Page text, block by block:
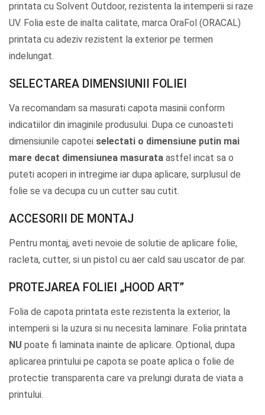
printata cu Solvent Outdoor, rezistenta la intemperii si raze
UV. Folia este de inalta calitate, marca OraFol (ORACAL)
printata cu adeziv rezistent la exterior pe termen
indelungat.
SELECTAREA DIMENSIUNII FOLIEI
Va recomandam sa masurati capota masinii conform
indicatiilor din imaginile produsului. Dupa ce cunoasteti
dimensiunile capotei selectati o dimensiune putin mai
mare decat dimensiunea masurata astfel incat sa o
puteti acoperi in intregime iar dupa aplicare, surplusul de
folie se va decupa cu un cutter sau cutit.
ACCESORII DE MONTAJ
Pentru montaj, aveti nevoie de solutie de aplicare folie,
racleta, cutter, si un pistol cu aer cald sau uscator de par.
PROTEJAREA FOLIEI „HOOD ART”
Folia de capota printata este rezistenta la exterior, la
intemperii si la uzura si nu necesita laminare. Folia printata
NU poate fi laminata inainte de aplicare. Optional, dupa
aplicarea printului pe capota se poate aplica o folie de
protectie transparenta care va prelungi durata de viata a
printului.